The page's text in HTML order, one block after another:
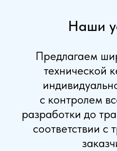
Наши
Предлагаем
технической
с контролем
разработки до
соответствии с